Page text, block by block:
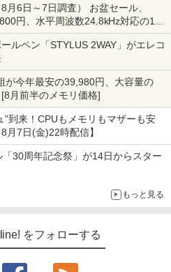
月6日～7日調査） お盆セール、
円、水平周波数24.8kHz対応の17
指数連動セール ほか
ルペン「STYLUS 2WAY」がエレコ
が今年最安の39,980円、大容量の
月前半のメモリ価格]
”到来！CPUもメモリもマザーも安
月7日(金)22時配信】
30周年記念祭」が14日からスター
もっと見る
をフォローする